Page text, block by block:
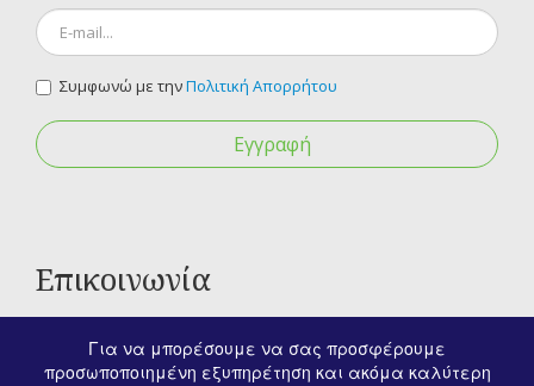
Συμφωνώ με τηνΠολιτική Απορρήτου
Εγγραφή
Επικοινωνία
Για οποιαδήποτε ερώτηση σας μπορείτε να
επικοινωνήσετε μαζί μας στα παρακάτω στοιχεία.
Για να μπορέσουμε να σας προσφέρουμε
προσωποποιημένη εξυπηρέτηση και ακόμα καλύτερη